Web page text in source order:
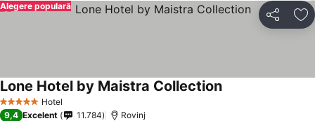
Distribuiți
Alegere populară
5 Stele Hotel
Lone Hotel by Maistra CollectionVedeți prețurile
9,4 Excelent 11.784 Rovinj